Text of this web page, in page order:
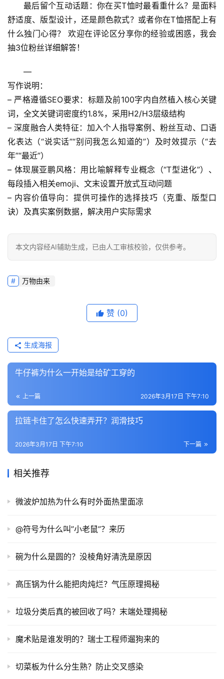
最后留个互动话题 ：你在买T恤时最看重什么？是面料
舒适度、版型设计，还是颜色款式？ 或者你在T恤搭配上有
什么独门心得？
欢迎在评论区分享你的经验或困惑，我会
抽3位粉丝详细解答！
—
写作说明 ：
– 严格遵循SEO要求：标题及前100字内自然植入核心关键
词，全文关键词密度约1.8%，采用H2/H3层级结构
– 深度融合人类特征：加入个人指导案例、粉丝互动、口语
化表达（“说实话”“别问我怎么知道的”）及时效提示（“去
年”“最近”）
– 体现展亚鹏风格：用比喻解释专业概念（“T型进化”）、
每段插入相关emoji、文末设置开放式互动问题
– 内容价值导向：提供可操作的选择技巧（克重、版型口
诀）及真实案例数据，解决用户实际需求
本文内容经AI辅助生成，已由人工审核校验，仅供参考。
万物由来
赞 (0)
生成海报
牛仔裤为什么一开始是给矿工穿的
上一篇 2026年3月17日 下午7:10
拉链卡住了怎么快速弄开？润滑技巧
下一篇
2026年3月17日 下午7:10
相关推荐
微波炉加热为什么有时外面热里面凉
@符号为什么叫”小老鼠”？来历
碗为什么是圆的？没棱角好清洗是原因
高压锅为什么能把肉炖烂？气压原理揭秘
垃圾分类后真的被回收了吗？末端处理揭秘
魔术贴是谁发明的？瑞士工程师遛狗来的
切菜板为什么分生熟？防止交叉感染